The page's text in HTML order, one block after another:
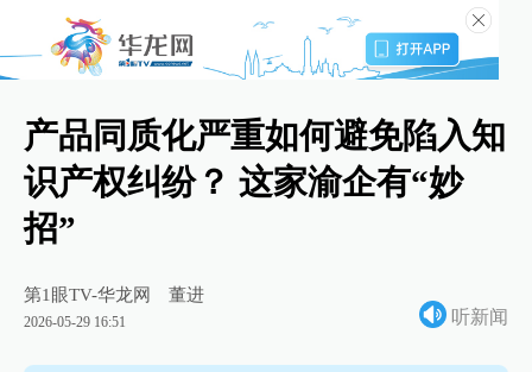
产品同质化严重如何避免陷入知
识产权纠纷？ 这家渝企有“妙
招”
第1眼TV-华龙网 董进
2026-05-29 16:51 听新闻